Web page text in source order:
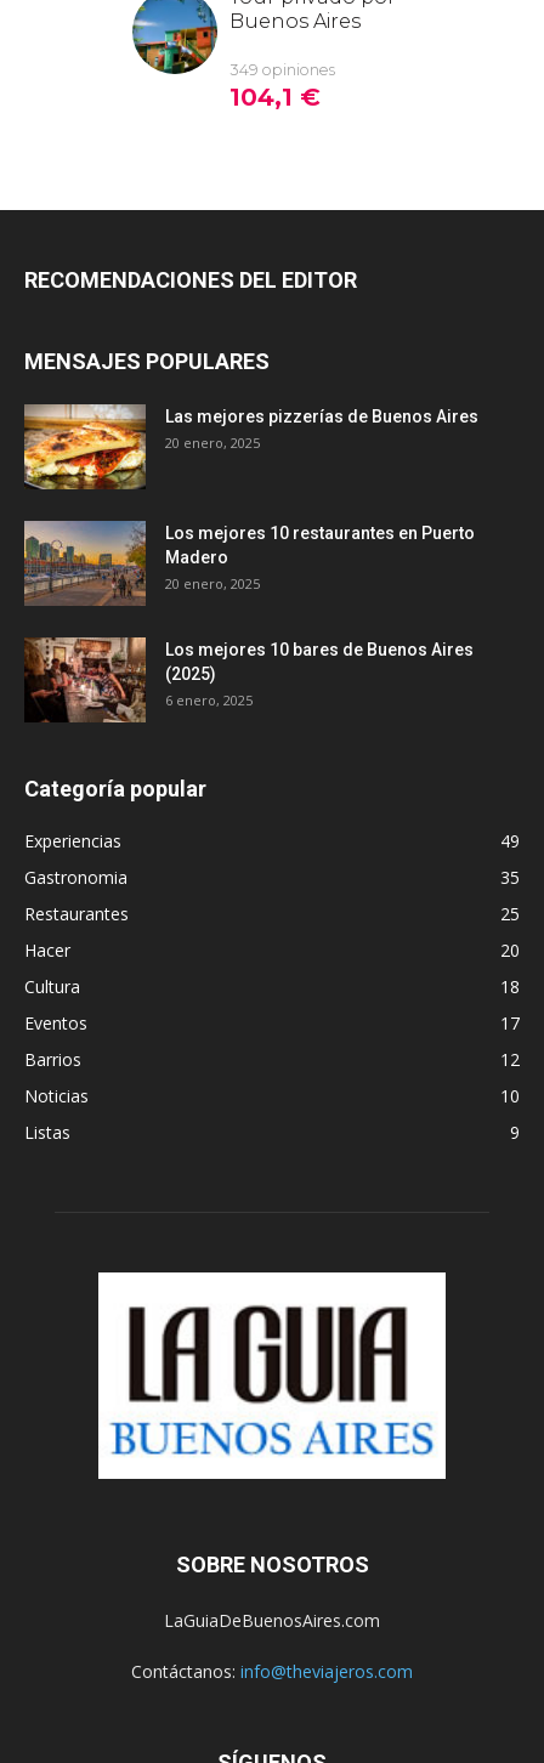
RECOMENDACIONES DEL EDITOR
MENSAJES POPULARES
Las mejores pizzerías de Buenos Aires
20 enero, 2025
Los mejores 10 restaurantes en Puerto
Madero
20 enero, 2025
Los mejores 10 bares de Buenos Aires
(2025)
6 enero, 2025
Categoría popular
Experiencias
49
Gastronomia
35
Restaurantes
25
Hacer
20
Cultura
18
Eventos
17
Barrios
12
Noticias
10
Listas
9
SOBRE NOSOTROS
LaGuiaDeBuenosAires.com
Contáctanos: info@theviajeros.com